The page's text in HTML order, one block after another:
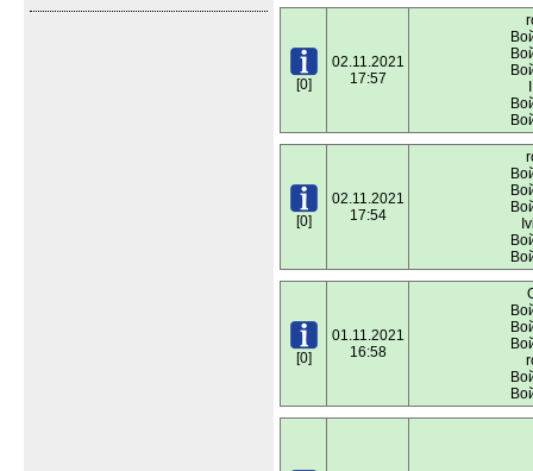
[0]
02.11.2021
17:57
[0]
02.11.2021
17:54
[0]
01.11.2021
16:58